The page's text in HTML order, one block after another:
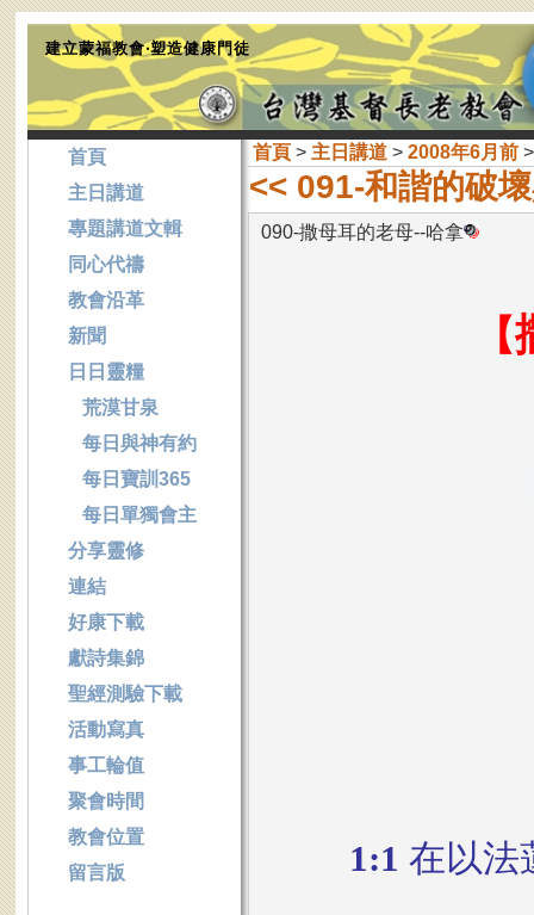
建立蒙福教會‧塑造健康門徒
首頁> 主日講道> 2008年6月前>
<< 091-和諧的破
090-撒母耳的老母--哈拿
【
1:1 在以法
首頁
主日講道
專題講道文輯
同心代禱
教會沿革
新聞
日日靈糧
荒漠甘泉
每日與神有約
每日寶訓365
每日單獨會主
分享靈修
連結
好康下載
獻詩集錦
聖經測驗下載
活動寫真
事工輪值
聚會時間
教會位置
留言版